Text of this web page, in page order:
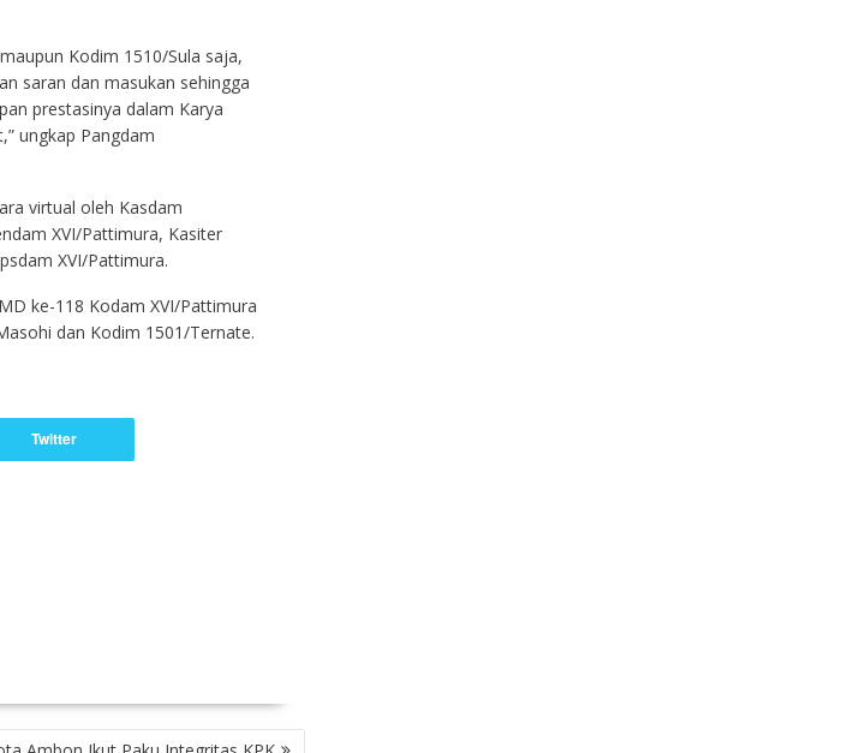
Kodim 1510/Sula saja,
saran dan masukan sehingga
prestasinya dalam Karya
ungkap Pangdam
virtual oleh Kasdam
XVI/Pattimura, Kasiter
XVI/Pattimura.
ke-118 Kodam XVI/Pattimura
dan Kodim 1501/Ternate.